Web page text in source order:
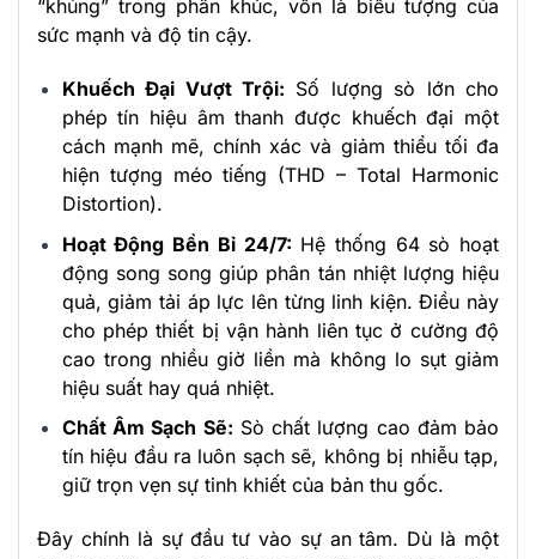
“khủng” trong phân khúc, vốn là biểu tượng của
sức mạnh và độ tin cậy.
Khuếch Đại Vượt Trội: Số lượng sò lớn cho
phép tín hiệu âm thanh được khuếch đại một
cách mạnh mẽ, chính xác và giảm thiểu tối đa
hiện tượng méo tiếng (THD – Total Harmonic
Distortion).
Hoạt Động Bền Bỉ 24/7: Hệ thống 64 sò hoạt
động song song giúp phân tán nhiệt lượng hiệu
quả, giảm tải áp lực lên từng linh kiện. Điều này
cho phép thiết bị vận hành liên tục ở cường độ
cao trong nhiều giờ liền mà không lo sụt giảm
hiệu suất hay quá nhiệt.
Chất Âm Sạch Sẽ: Sò chất lượng cao đảm bảo
tín hiệu đầu ra luôn sạch sẽ, không bị nhiễu tạp,
giữ trọn vẹn sự tinh khiết của bản thu gốc.
Đây chính là sự đầu tư vào sự an tâm. Dù là một